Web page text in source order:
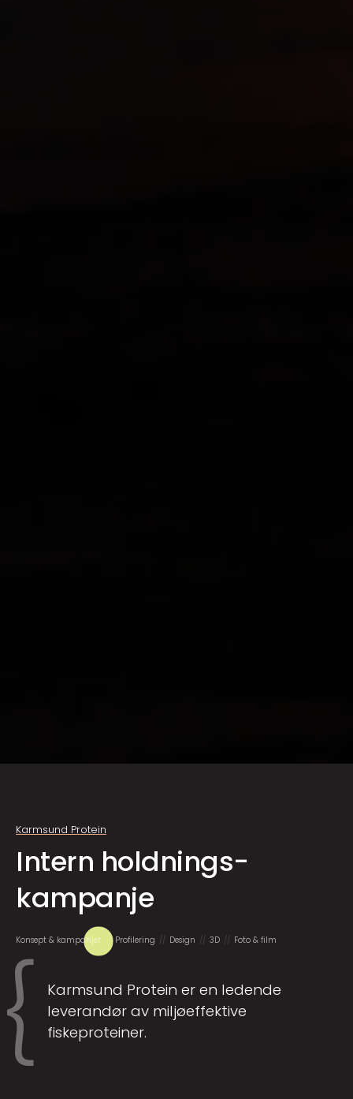
Karmsund Protein
Intern holdnings­
kampanje
Konsept & kampanjer Profilering Design 3D Foto & film
Karmsund Protein er en ledende
leverandør av miljøeffektive
fiskeproteiner.